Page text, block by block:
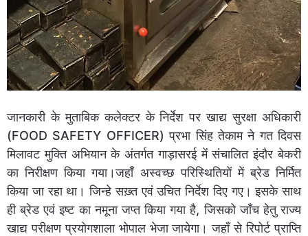
जानकारी के मुताबिक कलेक्टर के निर्देश पर खाद्य सुरक्षा अधिकारी
(FOOD SAFETY OFFICER) प्रभा सिंह तेकाम ने गत दिवस
मिलावट मुक्ति अभियान के अंतर्गत गाड़ासरई में संचालित इंदौर बेकरी
का निरीक्षण किया गया।जहाँ अस्वच्छ परिस्थितियों में ब्रेड निर्मित
किया जा रहा था। जिन्हे सख़्त एवं उचित निर्देश दिए गए। इसके साथ
ही ब्रेड एवं इष्ट का नमूना जप्त किया गया है, जिसको जाँच हेतु राज्य
खाद्य परीक्षण प्रयोगशाला भोपाल भेजा जायेगा। जहाँ से रिपोर्ट प्राप्ति